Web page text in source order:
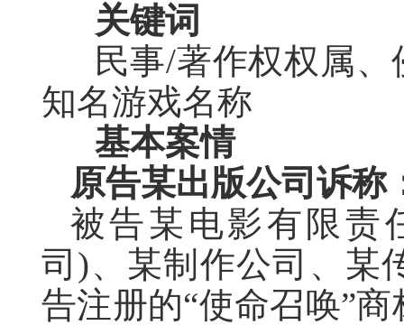
关键词
民事/著作权权属
知名游戏名称
基本案情
原告某出版公司诉称
被告某电影有限责
司)、某制作公司、某
告注册的“使命召唤”